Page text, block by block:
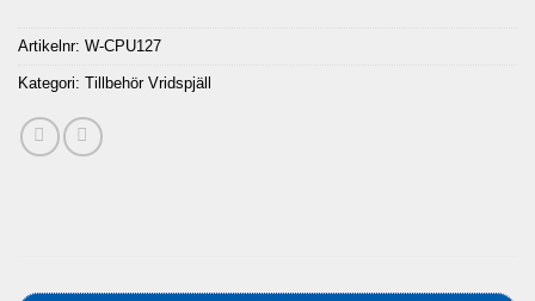
Artikelnr: W-CPU127
Kategori: Tillbehör Vridspjäll